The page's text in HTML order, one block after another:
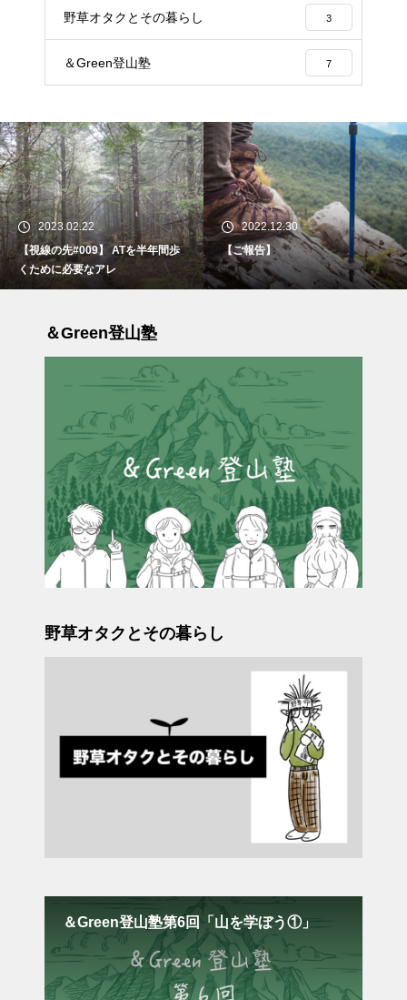
野草オタクとその暮らし 3
＆Green登山塾 7
2023.02.22
【視線の先#009】 ATを半年間歩
くために必要なアレ
2022.12.30
【ご報告】
＆Green登山塾
野草オタクとその暮らし
＆Green登山塾第6回「山を学ぼう①」